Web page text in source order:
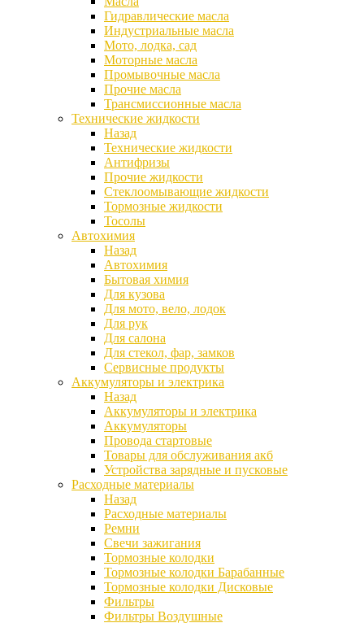
Гидравлические масла
Индустриальные масла
Мото, лодка, сад
Моторные масла
Промывочные масла
Прочие масла
Трансмиссионные масла
Технические жидкости
Назад
Технические жидкости
Антифризы
Прочие жидкости
Стеклоомывающие жидкости
Тормозные жидкости
Тосолы
Автохимия
Назад
Автохимия
Бытовая химия
Для кузова
Для мото, вело, лодок
Для рук
Для салона
Для стекол, фар, замков
Сервисные продукты
Аккумуляторы и электрика
Назад
Аккумуляторы и электрика
Аккумуляторы
Провода стартовые
Товары для обслуживания акб
Устройства зарядные и пусковые
Расходные материалы
Назад
Расходные материалы
Ремни
Свечи зажигания
Тормозные колодки
Тормозные колодки Барабанные
Тормозные колодки Дисковые
Фильтры
Фильтры Воздушные